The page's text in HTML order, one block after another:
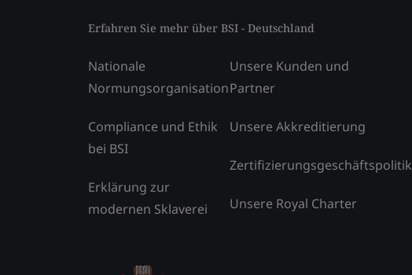
Erfahren Sie mehr über BSI - Deutschland
Nationale
Normungsorganisation
Compliance und Ethik
bei BSI
Erklärung zur
modernen Sklaverei
Unsere Kunden und
Partner
Unsere Akkreditierung
Zertifizierungsgeschäftspolitik
Unsere Royal Charter